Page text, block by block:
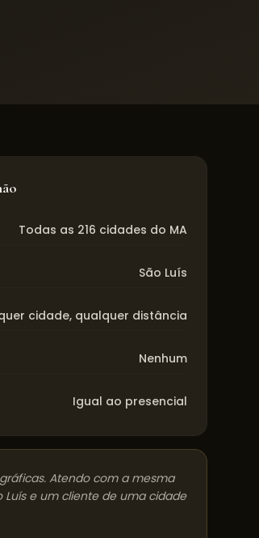
Todas as 216 cidades do MA
São Luís
cidade, qualquer distância
Nenhum
Igual ao presencial
Atendo com a mesma
Luíse um cliente de uma cidade